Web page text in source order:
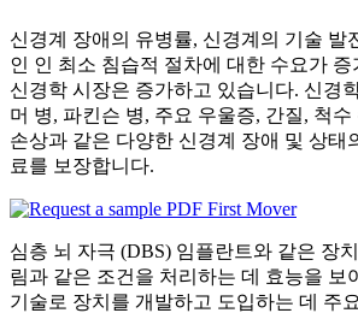
신경계 장애의 유병률, 신경계의 기술 발
인 인 최소 침습적 절차에 대한 수요가
신경학 시장은 증가하고 있습니다. 신경
머 병, 파킨슨 병, 주요 우울증, 간질, 척수
손상과 같은 다양한 신경계 장애 및 상태
료를 보장합니다.
심층 뇌 자극 (DBS) 임플란트와 같은 장
림과 같은 조건을 처리하는 데 효능을 보
기술로 장치를 개발하고 도입하는 데 주